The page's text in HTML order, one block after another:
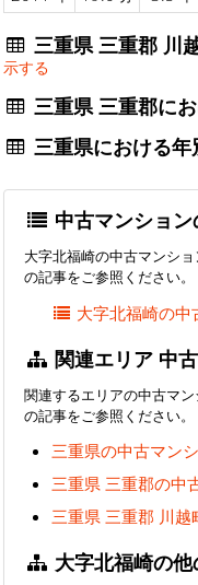
三重県 三重郡 川
示する
三重県 三重郡に
三重県における
中古マンショ
大字北福崎の中古マンシ
の記事をご参照ください。
大字北福崎の
関連エリア 中
関連するエリアの中古マ
の記事をご参照ください。
三重県の中古マン
三重県 三重郡の中
三重県 三重郡 川
大字北福崎の